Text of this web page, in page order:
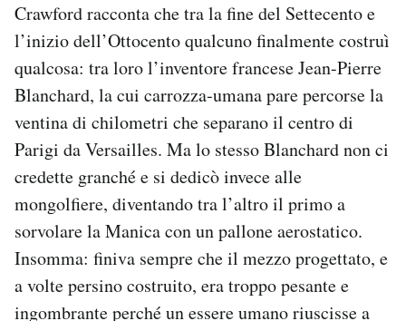
Crawford racconta che tra la fine del Settecento e
l’inizio dell’Ottocento qualcuno finalmente costruì
qualcosa: tra loro l’inventore francese Jean-Pierre
Blanchard, la cui carrozza-umana pare percorse la
ventina di chilometri che separano il centro di
Parigi da Versailles. Ma lo stesso Blanchard non ci
credette granché e si dedicò invece alle
mongolfiere, diventando tra l’altro il primo a
sorvolare la Manica con un pallone aerostatico.
Insomma: finiva sempre che il mezzo progettato, e
a volte persino costruito, era troppo pesante e
ingombrante perché un essere umano riuscisse a